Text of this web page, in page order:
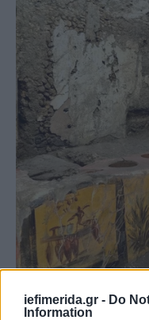
iefimerida.gr - Do
Information